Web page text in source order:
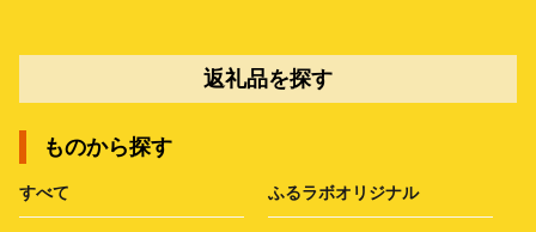
返礼品を探す
ものから探す
すべて ふるラボオリジナル